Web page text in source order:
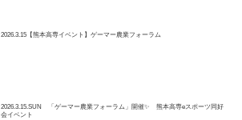
2026.3.15【熊本高専イベント】ゲーマー農業フォーラム
2026.3.15.SUN 「ゲーマー農業フォーラム」開催✨ 熊本高専eスポーツ同好
会イベント